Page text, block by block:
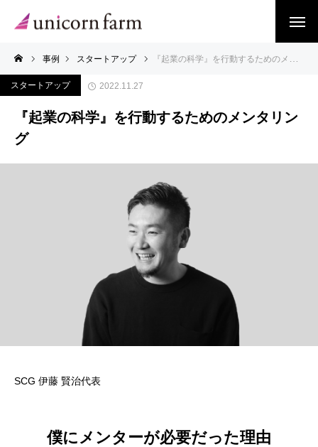
事例 スタートアップ 『起業の科学』を行動するためのメンタリング
スタートアップ 2022.11.27
『起業の科学』を行動するためのメンタリン
グ
SCG 伊藤 賢治代表
僕にメンターが必要だった理由